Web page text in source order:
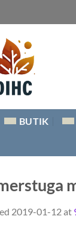
BUTIK
2019-01-12at